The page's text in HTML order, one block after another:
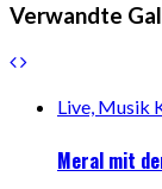
Verwandte
Live, Musik
Meral mit